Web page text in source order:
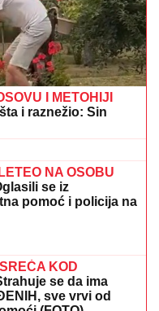
I METOHIJI
i raznežio: Sin
izlaska iz Elite 9 i
su detalji
pomoć i policija na